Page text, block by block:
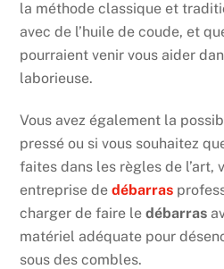
la méthode classique et
avec de l’huile de coude, et
pourraient venir vous aider
laborieuse.
Vous avez également la
pressé ou si vous souhaitez
faites dans les règles de l’art,
entreprise dedébarras
charger de faire ledébarras
matériel adéquate pour
sous des combles.